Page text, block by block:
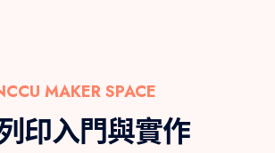
MAKER SPACE
印入門與實作